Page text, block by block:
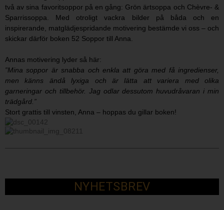
två av sina favoritsoppor på en gång: Grön ärtsoppa och Chèvre- &
Sparrissoppa. Med otroligt vackra bilder på båda och en
inspirerande, matglädjespridande motivering bestämde vi oss – och
skickar därför boken 52 Soppor till Anna.
Annas motivering lyder så här:
”Mina soppor är snabba och enkla att göra med få ingredienser,
men känns ändå lyxiga och är lätta att variera med olika
garneringar och tillbehör. Jag odlar dessutom huvudråvaran i min
trädgård.”
Stort grattis till vinsten, Anna – hoppas du gillar boken!
NYHETSBREV